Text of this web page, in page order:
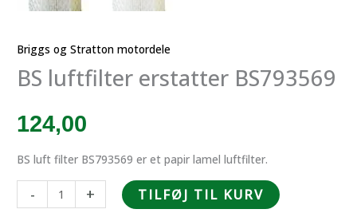
Briggs og Stratton motordele
BS luftfilter erstatter BS793569
124,00
BS luft filter BS793569 er et papir lamel luftfilter.
-
luftfilter
+ TILFØJ TIL KURV